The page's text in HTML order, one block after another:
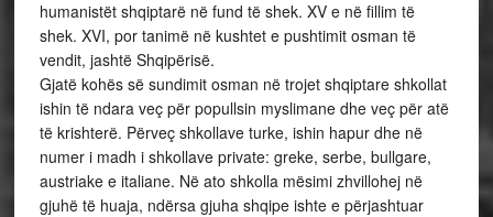
humanistët shqiptarë në fund të shek. XV e në fillim të
shek. XVI, por tanimë në kushtet e pushtimit osman të
vendit, jashtë Shqipërisë.
Gjatë kohës së sundimit osman në trojet shqiptare shkollat
ishin të ndara veç për popullsin myslimane dhe veç për atë
të krishterë. Përveç shkollave turke, ishin hapur dhe në
numer i madh i shkollave private: greke, serbe, bullgare,
austriake e italiane. Në ato shkolla mësimi zhvillohej në
gjuhë të huaja, ndërsa gjuha shqipe ishte e përjashtuar